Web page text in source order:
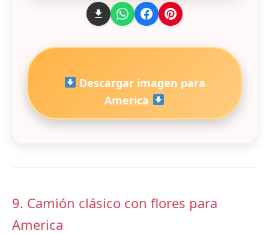
Descargar imagen para
America
9. Camión clásico con flores para
America